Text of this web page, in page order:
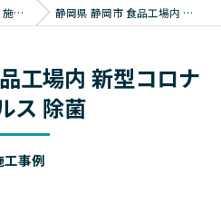
施工事例 静岡県 静岡市 食品工場内 新型コロナウイルス 除菌
工事例
工場内 新型コロナ
ス 除菌